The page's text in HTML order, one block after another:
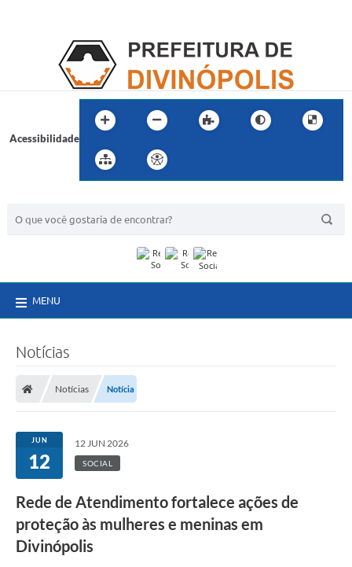
Acessibilidade
MENU
Notícias
Notícias Notícia
JUN
12
12 JUN 2026
SOCIAL
Rede de Atendimento fortalece ações de
proteção às mulheres e meninas em
Divinópolis